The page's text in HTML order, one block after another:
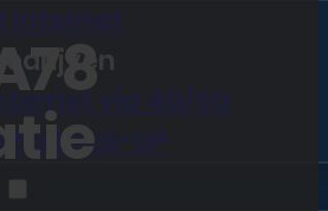
Internet
via 4G/5G
5G Back-UP